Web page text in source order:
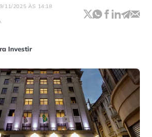
11/2025 ÀS 14:18
Investir